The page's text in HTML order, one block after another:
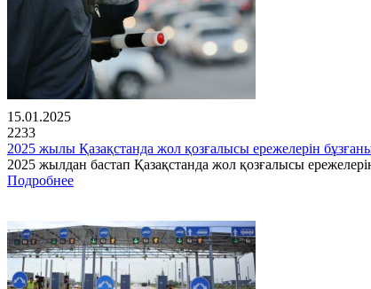
15.01.2025
2233
2025 жылы Қазақстанда жол қозғалысы ережелерін
2025 жылдан бастап Қазақстанда жол қозғалысы
Подробнее